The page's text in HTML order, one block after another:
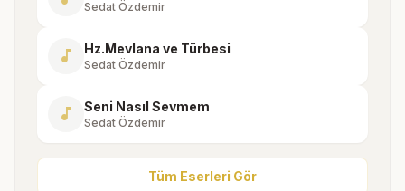
Sedat Özdemir
music_note Hz.Mevlana ve Türbesi
Sedat Özdemir
music_note Seni Nasıl Sevmem
Sedat Özdemir
Tüm Eserleri Gör